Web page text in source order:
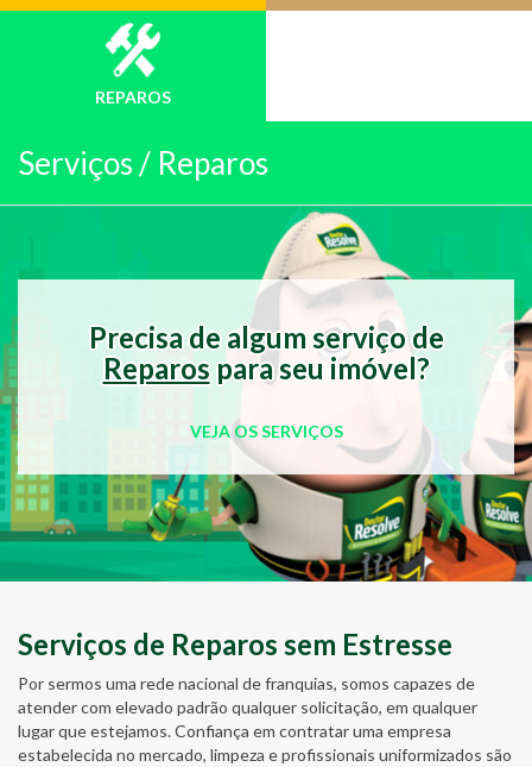
REPAROS
Serviços / Reparos
Precisa de algum serviço de
Reparospara seu imóvel?
VEJA OS SERVIÇOS
Serviços de Reparos sem Estresse
Por sermos uma rede nacional de franquias, somos capazes de
atender com elevado padrão qualquer solicitação, em qualquer
lugar que estejamos. Confiança em contratar uma empresa
estabelecida no mercado, limpeza e profissionais uniformizados são